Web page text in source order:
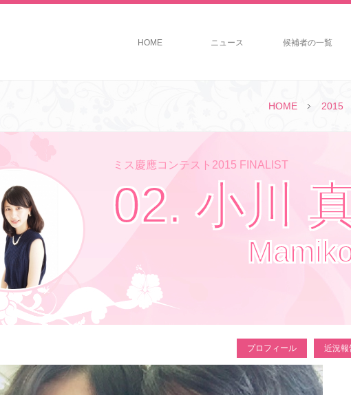
HOME ニュース 候補者の一覧
HOME 2015
ミス慶應コンテスト2015 FINALIST
02. 小川
プロフィール 近況報